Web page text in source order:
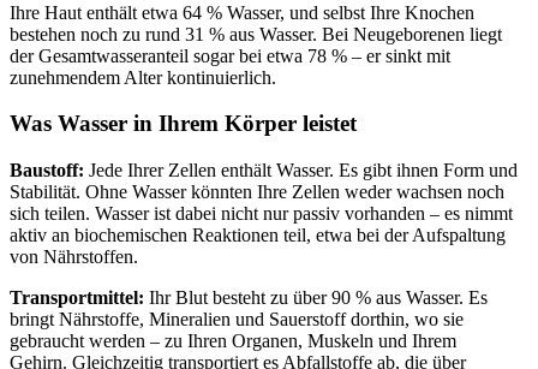
Ihre Haut enthält etwa 64 % Wasser, und selbst Ihre Knochen
bestehen noch zu rund 31 % aus Wasser. Bei Neugeborenen liegt
der Gesamtwasseranteil sogar bei etwa 78 % – er sinkt mit
zunehmendem Alter kontinuierlich.
Was Wasser in Ihrem Körper leistet
Baustoff: Jede Ihrer Zellen enthält Wasser. Es gibt ihnen Form und
Stabilität. Ohne Wasser könnten Ihre Zellen weder wachsen noch
sich teilen. Wasser ist dabei nicht nur passiv vorhanden – es nimmt
aktiv an biochemischen Reaktionen teil, etwa bei der Aufspaltung
von Nährstoffen.
Transportmittel: Ihr Blut besteht zu über 90 % aus Wasser. Es
bringt Nährstoffe, Mineralien und Sauerstoff dorthin, wo sie
gebraucht werden – zu Ihren Organen, Muskeln und Ihrem
Gehirn. Gleichzeitig transportiert es Abfallstoffe ab, die über